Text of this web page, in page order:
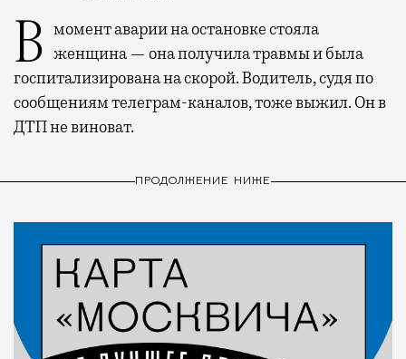
В момент аварии на остановке стояла женщина — она получила травмы и была
госпитализирована на скорой. Водитель, судя по
сообщениям телеграм-каналов, тоже выжил. Он в
ДТП не виноват.
ПРОДОЛЖЕНИЕ НИЖЕ